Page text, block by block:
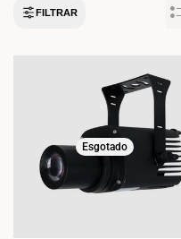
FILTRAR
Esgotado